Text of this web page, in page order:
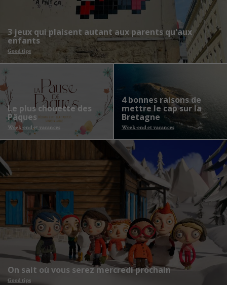
3 jeux qui plaisent autant aux parents qu'aux
enfants
Good tips
Le plus chouette des
Pâques
Week-end et vacances
4 bonnes raisons de
mettre le cap sur la
Bretagne
Week-end et vacances
On sait où vous serez mercredi prochain
Good tips